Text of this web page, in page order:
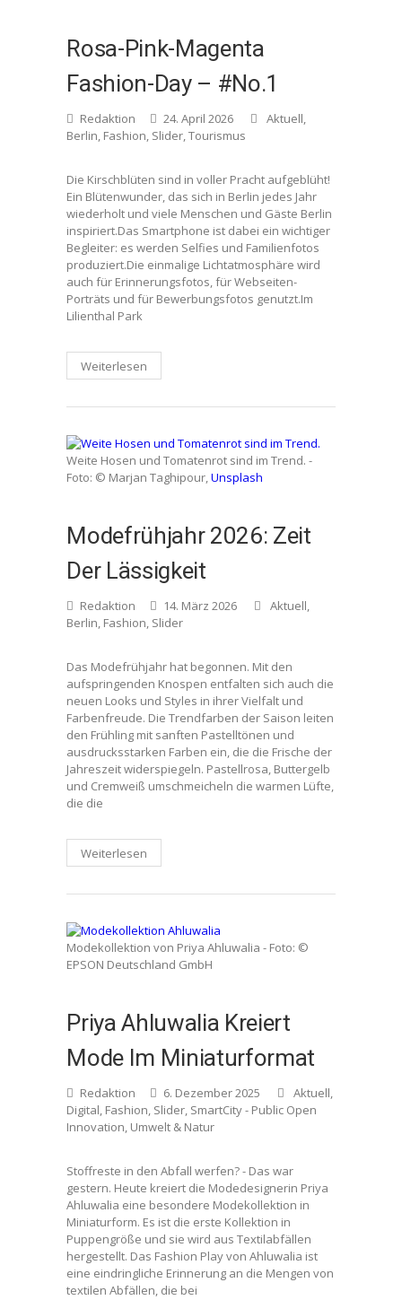
Rosa-Pink-Magenta
Fashion-Day – #No.1
Redaktion 24. April 2026 Aktuell,
Berlin, Fashion, Slider,Tourismus
Die Kirschblüten sind in voller Pracht aufgeblüht!
Ein Blütenwunder, das sich in Berlin jedes Jahr
wiederholt und viele Menschen und Gäste Berlin
inspiriert.Das Smartphone ist dabei ein wichtiger
Begleiter: es werden Selfies und Familienfotos
produziert.Die einmalige Lichtatmosphäre wird
auch für Erinnerungsfotos, für Webseiten-
Porträts und für Bewerbungsfotos genutzt.Im
Lilienthal Park
Weiterlesen
Weite Hosen und Tomatenrot sind im Trend. -
Foto: © Marjan Taghipour,Unsplash
Modefrühjahr 2026: Zeit
Der Lässigkeit
Redaktion 14. März 2026 Aktuell,
Berlin, Fashion, Slider
Das Modefrühjahr hat begonnen. Mit den
aufspringenden Knospen entfalten sich auch die
neuen Looks und Styles in ihrer Vielfalt und
Farbenfreude. Die Trendfarben der Saison leiten
den Frühling mit sanften Pastelltönen und
ausdrucksstarken Farben ein, die die Frische der
Jahreszeit widerspiegeln. Pastellrosa, Buttergelb
und Cremweiß umschmeicheln die warmen Lüfte,
die die
Weiterlesen
Modekollektion von Priya Ahluwalia - Foto: ©
EPSON Deutschland GmbH
Priya Ahluwalia Kreiert
Mode Im Miniaturformat
Redaktion 6. Dezember 2025 Aktuell,
Digital, Fashion, Slider, SmartCity - Public Open
Innovation, Umwelt & Natur
Stoffreste in den Abfall werfen? - Das war
gestern. Heute kreiert die Modedesignerin Priya
Ahluwalia eine besondere Modekollektion in
Miniaturform. Es ist die erste Kollektion in
Puppengröße und sie wird aus Textilabfällen
hergestellt. Das Fashion Play von Ahluwalia ist
eine eindringliche Erinnerung an die Mengen von
textilen Abfällen, die bei